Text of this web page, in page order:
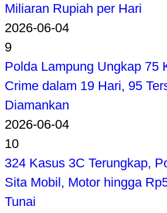
Miliaran Rupiah per Hari
2026-06-04
9
Polda Lampung Ungkap 75
Crime dalam 19 Hari, 95
Diamankan
2026-06-04
10
324 Kasus 3C Terungkap,
Sita Mobil, Motor hingga
Tunai